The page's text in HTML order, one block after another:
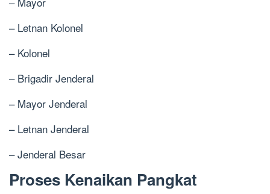
– Letnan Kolonel
– Kolonel
– Brigadir Jenderal
– Mayor Jenderal
– Letnan Jenderal
– Jenderal Besar
Proses Kenaikan Pangkat